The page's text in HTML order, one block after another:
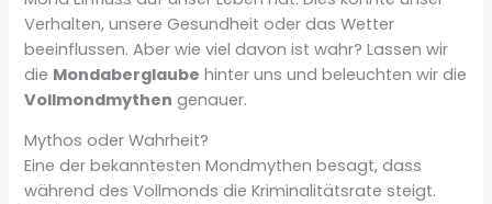
Verhalten, unsere Gesundheit oder das Wetter
beeinflussen. Aber wie viel davon ist wahr? Lassen wir
die Mondaberglaube hinter uns und beleuchten wir die
Vollmondmythen genauer.
Mythos oder Wahrheit?
Eine der bekanntesten Mondmythen besagt, dass
während des Vollmonds die Kriminalitätsrate steigt.